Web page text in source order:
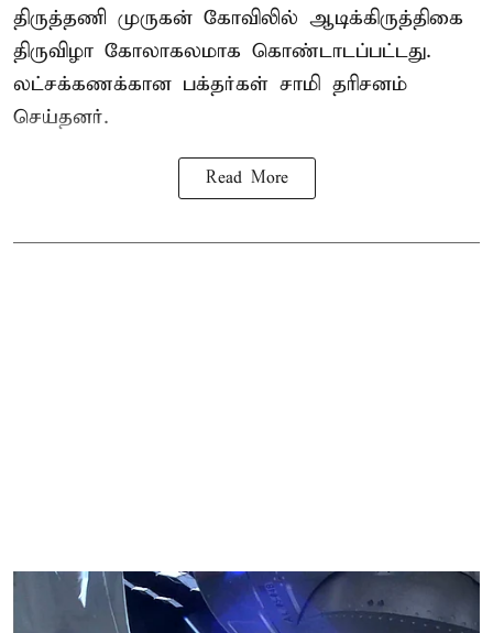
திருத்தணி முருகன் கோவிலில் ஆடிக்கிருத்திகை
திருவிழா கோலாகலமாக கொண்டாடப்பட்டது.
லட்சக்கணக்கான பக்தர்கள் சாமி தரிசனம்
செய்தனர்.
Read More